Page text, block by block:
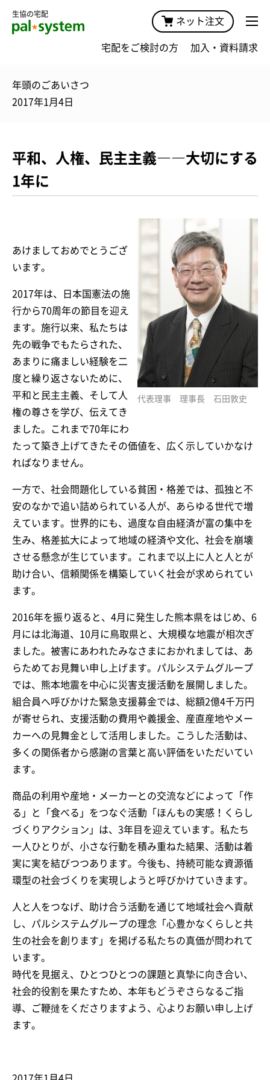
生協の宅配
ネット注文
宅配をご検討の方 加入・資料請求
年頭のごあいさつ
2017年1月4日
平和、人権、民主主義――大切にする
1年に
代表理事 理事長 石田敦史
あけましておめでとうござ
います。
2017年は、日本国憲法の施
行から70周年の節目を迎え
ます。施行以来、私たちは
先の戦争でもたらされた、
あまりに痛ましい経験を二
度と繰り返さないために、
平和と民主主義、そして人
権の尊さを学び、伝えてき
ました。これまで70年にわ
たって築き上げてきたその価値を、広く示していかなけ
ればなりません。
一方で、社会問題化している貧困・格差では、孤独と不
安のなかで追い詰められている人が、あらゆる世代で増
えています。世界的にも、過度な自由経済が富の集中を
生み、格差拡大によって地域の経済や文化、社会を崩壊
させる懸念が生じています。これまで以上に人と人とが
助け合い、信頼関係を構築していく社会が求められてい
ます。
2016年を振り返ると、4月に発生した熊本県をはじめ、6
月には北海道、10月に鳥取県と、大規模な地震が相次ぎ
ました。被害にあわれたみなさまにおかれましては、あ
らためてお見舞い申し上げます。パルシステムグループ
では、熊本地震を中心に災害支援活動を展開しました。
組合員へ呼びかけた緊急支援募金では、総額2億4千万円
が寄せられ、支援活動の費用や義援金、産直産地やメー
カーへの見舞金として活用しました。こうした活動は、
多くの関係者から感謝の言葉と高い評価をいただいてい
ます。
商品の利用や産地・メーカーとの交流などによって「作
る」と「食べる」をつなぐ活動「ほんもの実感！くらし
づくりアクション」は、3年目を迎えています。私たち
一人ひとりが、小さな行動を積み重ねた結果、活動は着
実に実を結びつつあります。今後も、持続可能な資源循
環型の社会づくりを実現しようと呼びかけていきます。
人と人をつなげ、助け合う活動を通じて地域社会へ貢献
し、パルシステムグループの理念「心豊かなくらしと共
生の社会を創ります」を掲げる私たちの真価が問われて
います。
時代を見据え、ひとつひとつの課題と真摯に向き合い、
社会的役割を果たすため、本年もどうぞさらなるご指
導、ご鞭撻をくださりますよう、心よりお願い申し上げ
ます。